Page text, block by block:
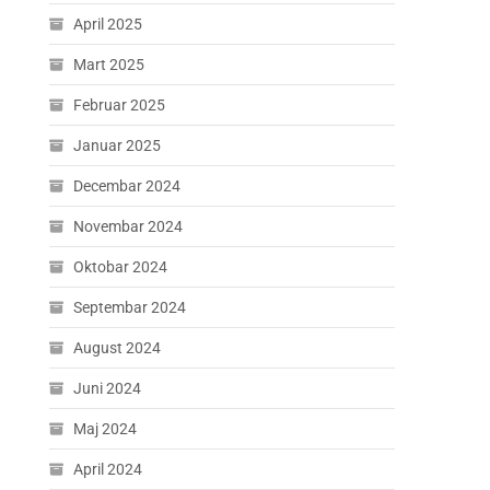
April 2025
Mart 2025
Februar 2025
Januar 2025
Decembar 2024
Novembar 2024
Oktobar 2024
Septembar 2024
August 2024
Juni 2024
Maj 2024
April 2024